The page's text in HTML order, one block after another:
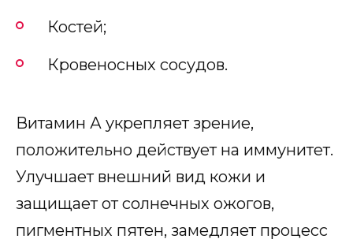
Костей;
Кровеносных сосудов.
Витамин А укрепляет зрение,
положительно действует на иммунитет.
Улучшает внешний вид кожи и
защищает от солнечных ожогов,
пигментных пятен, замедляет процесс